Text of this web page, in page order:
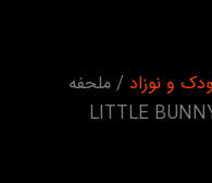
و نوزاد/ ملحفه